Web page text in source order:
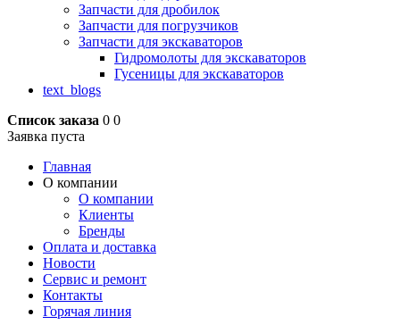
Запчасти для дробилок
Запчасти для погрузчиков
Запчасти для экскаваторов
Гидромолоты для экскаваторов
Гусеницы для экскаваторов
text_blogs
Список заказа 0 0
Заявка пуста
Главная
О компании
О компании
Клиенты
Бренды
Оплата и доставка
Новости
Сервис и ремонт
Контакты
Горячая линия